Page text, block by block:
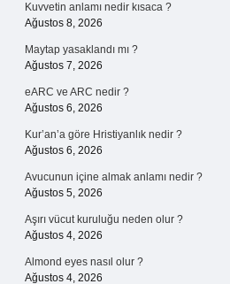
Kuvvetin anlamı nedir kısaca ?
Ağustos 8, 2026
Maytap yasaklandı mı ?
Ağustos 7, 2026
eARC ve ARC nedir ?
Ağustos 6, 2026
Kur’an’a göre Hristiyanlık nedir ?
Ağustos 6, 2026
Avucunun içine almak anlamı nedir ?
Ağustos 5, 2026
Aşırı vücut kuruluğu neden olur ?
Ağustos 4, 2026
Almond eyes nasıl olur ?
Ağustos 4, 2026